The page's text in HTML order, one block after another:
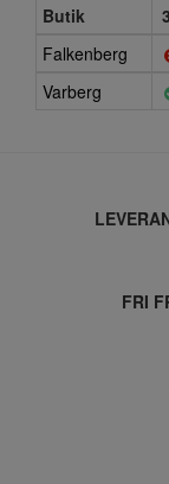
Butik
Falkenberg
Varberg
FRI